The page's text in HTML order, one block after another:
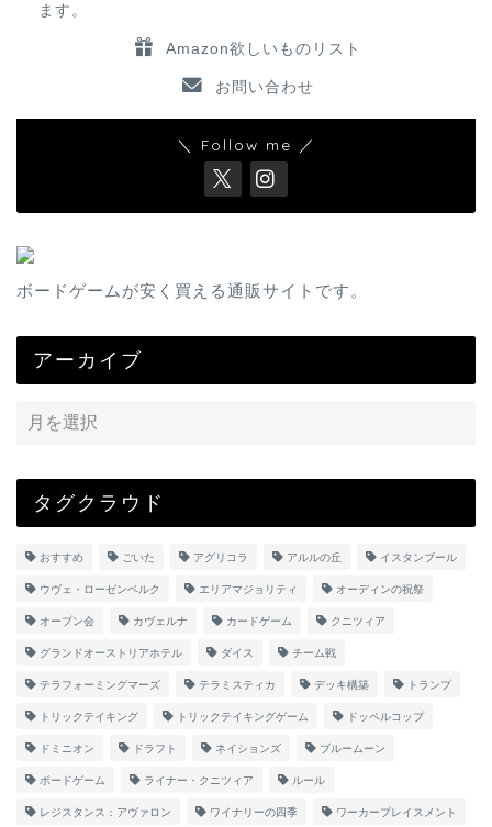
ます。
Amazon欲しいものリスト
お問い合わせ
＼ Follow me ／
ボードゲームが安く買える通販サイトです。
アーカイブ
タグクラウド
おすすめ ごいた アグリコラ アルルの丘 イスタンブール
ウヴェ・ローゼンベルク エリアマジョリティ オーディンの祝祭
オープン会 カヴェルナ カードゲーム クニツィア
グランドオーストリアホテル ダイス チーム戦
テラフォーミングマーズ テラミスティカ デッキ構築 トランプ
トリックテイキング トリックテイキングゲーム ドッペルコップ
ドミニオン ドラフト ネイションズ ブルームーン
ボードゲーム ライナー・クニツィア ルール
レジスタンス：アヴァロン ワイナリーの四季 ワーカープレイスメント